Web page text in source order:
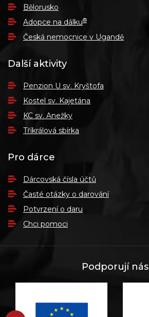
Bělorusko
Adopce na dálku®
Česká nemocnice v Ugandě
Další aktivity
Penzion U sv. Kryštofa
Kostel sv. Kajetána
KC sv. Anežky
Tříkrálová sbírka
Pro dárce
Dárcovská čísla účtů
Časté otázky o darování
Potvrzení o daru
Chci pomoci
Podporují nás